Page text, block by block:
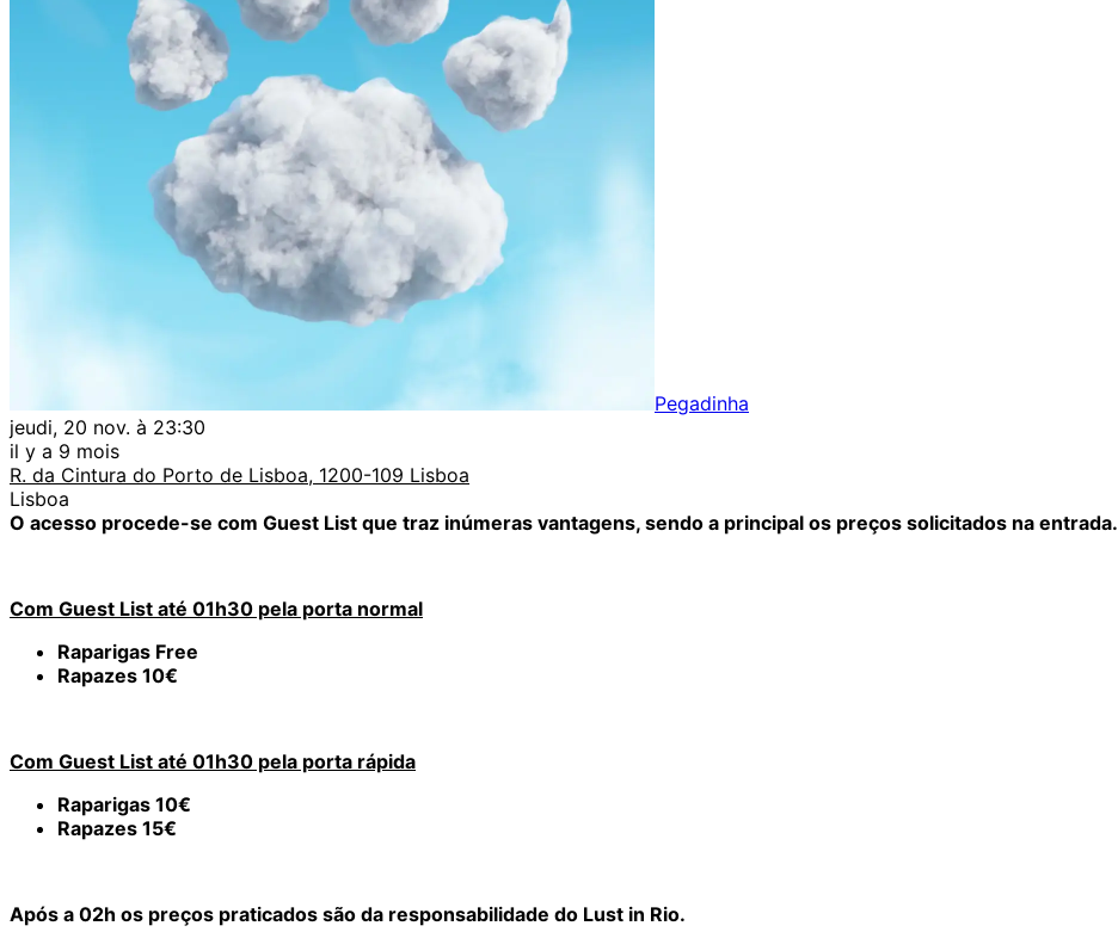
Pegadinha
jeudi, 20 nov. à 23:30
il y a 9 mois
R. da Cintura do Porto de Lisboa, 1200-109 Lisboa
Lisboa
O acesso procede-se com Guest List que traz inúmeras vantagens, sendo a principal os preços solicitados na entrada.
Com Guest List até 01h30 pela porta normal
Raparigas Free
Rapazes 10€
Com Guest List até 01h30 pela porta rápida
Raparigas 10€
Rapazes 15€
Após a 02h os preços praticados são da responsabilidade do Lust in Rio.